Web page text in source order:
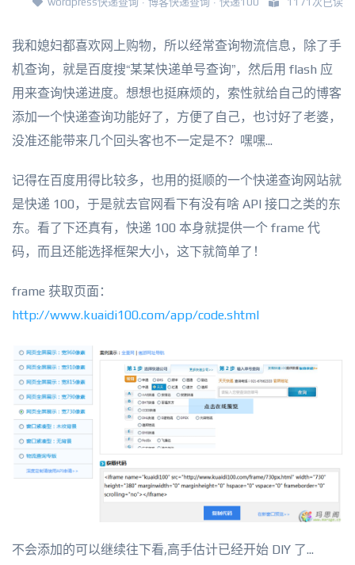
我和媳妇都喜欢网上购物，所以经常查询物流信息，除了手
机查询，就是百度搜“某某快递单号查询”，然后用 flash 应
用来查询快递进度。想想也挺麻烦的，索性就给自己的博客
添加一个快递查询功能好了，方便了自己，也讨好了老婆，
没准还能带来几个回头客也不一定是不？嘿嘿...
记得在百度用得比较多，也用的挺顺的一个快递查询网站就
是快递 100，于是就去官网看下有没有啥 API 接口之类的东
东。看了下还真有，快递 100 本身就提供一个 frame 代
码，而且还能选择框架大小，这下就简单了！
frame 获取页面：
http://www.kuaidi100.com/app/code.shtml
不会添加的可以继续往下看,高手估计已经开始 DIY 了...